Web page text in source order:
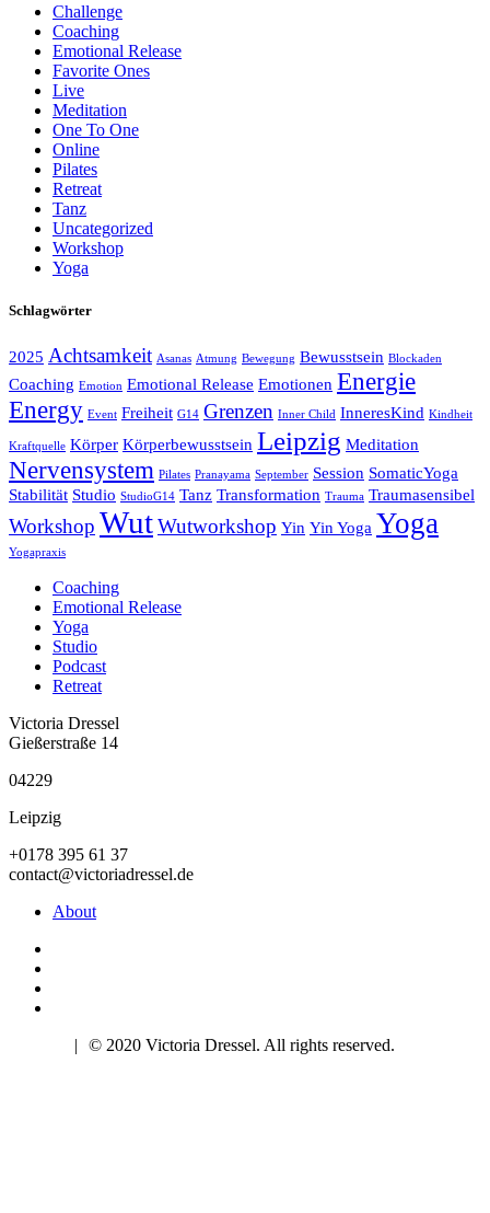
Challenge
Coaching
Emotional Release
Favorite Ones
Live
Meditation
One To One
Online
Pilates
Retreat
Tanz
Uncategorized
Workshop
Yoga
Schlagwörter
2025 Achtsamkeit Asanas Atmung Bewegung Bewusstsein Blockaden
Coaching Emotion Emotional Release Emotionen Energie
Energy Event Freiheit G14 Grenzen Inner Child InneresKind Kindheit
Kraftquelle Körper Körperbewusstsein Leipzig Meditation
Nervensystem Pilates Pranayama September Session SomaticYoga
Stabilität Studio StudioG14 Tanz Transformation Trauma Traumasensibel
Workshop WutWutworkshop Yin Yin Yoga Yoga
Yogapraxis
Coaching
Emotional Release
Yoga
Studio
Podcast
Retreat
Victoria Dressel
Gießerstraße 14
04229
Leipzig
+0178 395 61 37
contact@victoriadressel.de
About
| © 2020 Victoria Dressel. All rights reserved.